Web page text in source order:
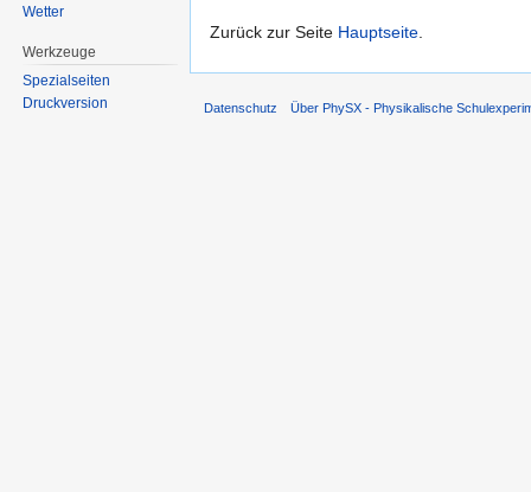
Zurück zur Seite Hauptseite
Wetter
Werkzeuge
Spezialseiten
Druckversion
Datenschutz Über PhySX - Physikalische